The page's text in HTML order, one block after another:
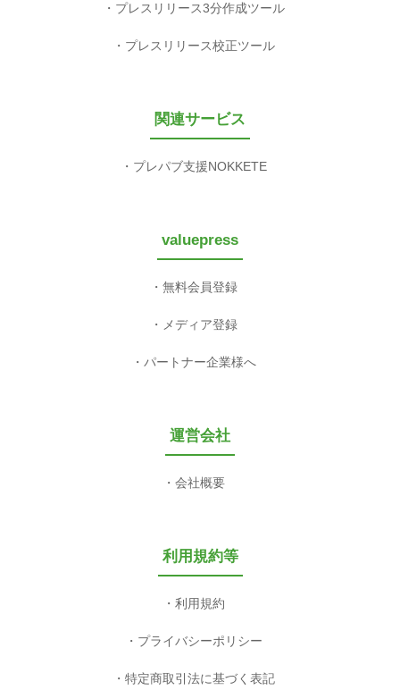
プレスリリース3分作成ツール
プレスリリース校正ツール
関連サービス
プレパブ支援NOKKETE
valuepress
無料会員登録
メディア登録
パートナー企業様へ
運営会社
会社概要
利用規約等
利用規約
プライバシーポリシー
特定商取引法に基づく表記